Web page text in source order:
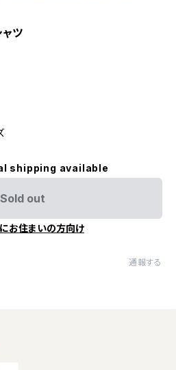
ャツ
shipping available
Sold out
お住まいの方向け
通報する